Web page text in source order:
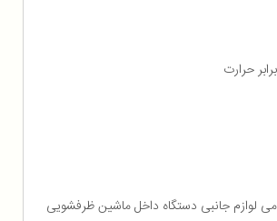
حرارت
لوازم جانبی دستگاه داخل ماشین ظرفشویی